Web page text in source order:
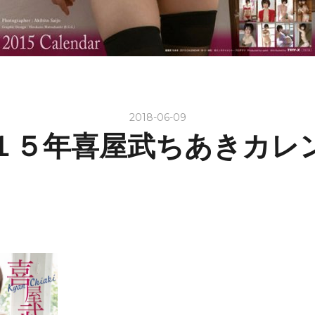
2018-06-09
５年喜屋武ちあきカレ